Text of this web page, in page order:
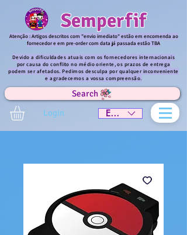
Semperfif
Atenção : Artigos descritos com "envio imediato" estão em encomenda ao
fornecedor e em pre-order com data já passada estão TBA
Devido a dificuldades atuais com os fornecedores internacionais
por causa do conflito no médio oriente, os prazos de entrega
podem ser afetados. Pedimos desculpa por qualquer inconveniente
e agradecemos a vossa compreensão.
Search
Login
EUR (€)